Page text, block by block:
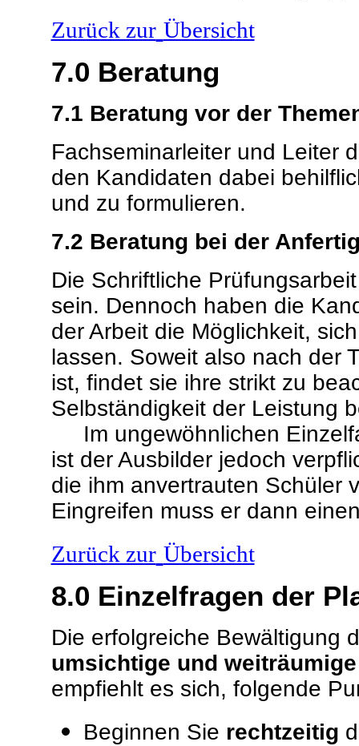
Zurück zur Übersicht
7.0 Beratung
7.1 Beratung vor der
Fachseminarleiter und Leiter
den Kandidaten dabei
und zu formulieren.
7.2 Beratung bei der
Die Schriftliche
sein. Dennoch haben die
der Arbeit die Möglichkeit,
lassen. Soweit also nach der
ist, findet sie ihre strikt zu
Selbständigkeit der Leistung
Im ungewöhnlichen
ist der Ausbilder jedoch
die ihm anvertrauten Schüler
Eingreifen muss er dann
Zurück zur Übersicht
8.0 Einzelfragen der
Die erfolgreiche Bewältigung
umsichtige und
empfiehlt es sich, folgende
Beginnen Sie rechtzeitig